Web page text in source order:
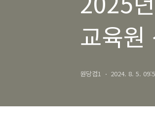
교육원
원당컴1 2024. 8. 5.